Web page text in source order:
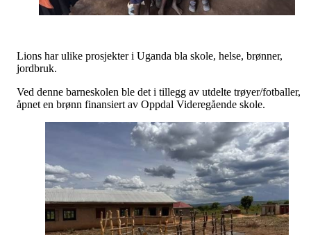
Lions har ulike prosjekter i Uganda bla skole, helse, brønner,
jordbruk.
Ved denne barneskolen ble det i tillegg av utdelte trøyer/fotballer,
åpnet en brønn finansiert av Oppdal Videregående skole.